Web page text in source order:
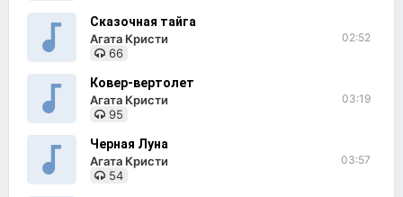
Сказочная тайга
Агата Кристи
66
02:52
Ковер-вертолет
Агата Кристи
95
03:19
Черная Луна
Агата Кристи
54
03:57